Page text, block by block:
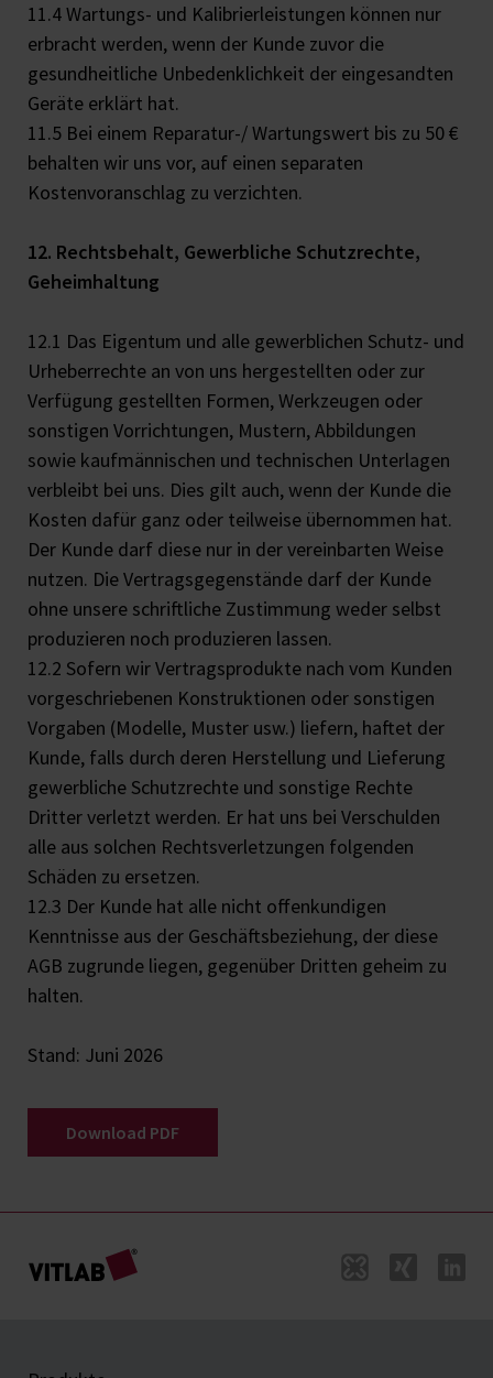
11.4 Wartungs- und Kalibrierleistungen können nur
erbracht werden, wenn der Kunde zuvor die
gesundheitliche Unbedenklichkeit der eingesandten
Geräte erklärt hat.
11.5 Bei einem Reparatur-/ Wartungswert bis zu 50 €
behalten wir uns vor, auf einen separaten
Kostenvoranschlag zu verzichten.
12. Rechtsbehalt, Gewerbliche Schutzrechte,
Geheimhaltung
12.1 Das Eigentum und alle gewerblichen Schutz- und
Urheberrechte an von uns hergestellten oder zur
Verfügung gestellten Formen, Werkzeugen oder
sonstigen Vorrichtungen, Mustern, Abbildungen
sowie kaufmännischen und technischen Unterlagen
verbleibt bei uns. Dies gilt auch, wenn der Kunde die
Kosten dafür ganz oder teilweise übernommen hat.
Der Kunde darf diese nur in der vereinbarten Weise
nutzen. Die Vertragsgegenstände darf der Kunde
ohne unsere schriftliche Zustimmung weder selbst
produzieren noch produzieren lassen.
12.2 Sofern wir Vertragsprodukte nach vom Kunden
vorgeschriebenen Konstruktionen oder sonstigen
Vorgaben (Modelle, Muster usw.) liefern, haftet der
Kunde, falls durch deren Herstellung und Lieferung
gewerbliche Schutzrechte und sonstige Rechte
Dritter verletzt werden. Er hat uns bei Verschulden
alle aus solchen Rechtsverletzungen folgenden
Schäden zu ersetzen.
12.3 Der Kunde hat alle nicht offenkundigen
Kenntnisse aus der Geschäftsbeziehung, der diese
AGB zugrunde liegen, gegenüber Dritten geheim zu
halten.
Stand: Juni 2026
Download PDF